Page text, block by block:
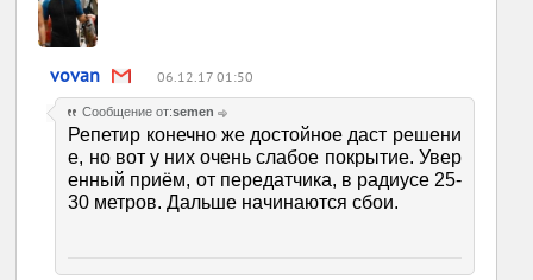
vovan 06.12.17 01:50
Сообщение от:semen
Репетир конечно же достойное даст решени
е, но вот у них очень слабое покрытие. Увер
енный приём, от передатчика, в радиусе 25-
30 метров. Дальше начинаются сбои.